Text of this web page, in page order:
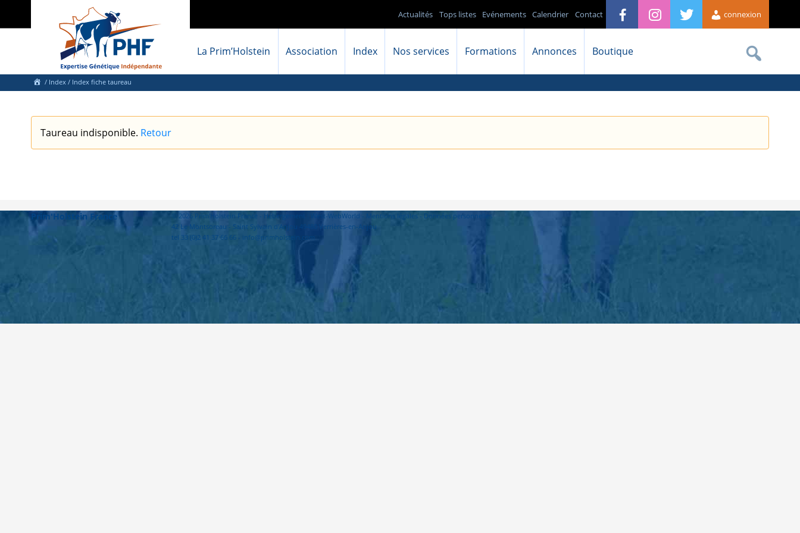
connexion
Contact
Calendrier
Evénements
Tops listes
Actualités
La Prim’Holstein Association Index Nos services Formations Annonces Boutique
/ Index / Index fiche taureau
Taureau indisponible. Retour
Prim'Holstein France © 2026 Prim'Holstein France - Hébergement : West-WebWorld - Mentions légales- Données personnelles
42 Le Montsoreau - Saint Sylvain d'Anjou 49480 Verrières-en-Anjou
tel 33 (0)2 41 37 66 66 - info@primholstein.com